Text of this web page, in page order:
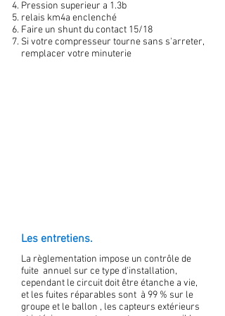
Pression superieur a 1.3b
relais km4a enclenché
Faire un shunt du contact 15/18
Si votre compresseur tourne sans s'arreter,
remplacer votre minuterie
Les entretiens.
La règlementation impose un contrôle de
fuite annuel sur ce type d'installation,
cependant le circuit doit être étanche a vie,
et les fuites réparables sont à 99 % sur le
groupe et le ballon , les capteurs extérieurs